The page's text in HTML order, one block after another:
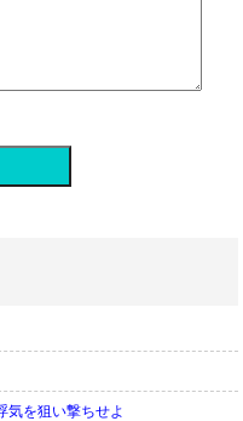
気を狙い撃ちせよ